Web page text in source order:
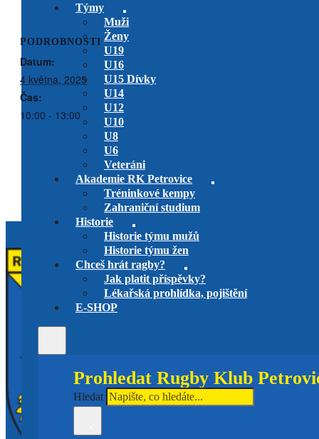
Týmy
Muži
Ženy
U19
U16
U15 Dívky
U14
U12
U10
U8
U6
Veteráni
Akademie RK Petrovice
Tréninkové kempy
Zahraniční studium
Historie
Historie týmu mužů
Historie týmu žen
Chceš hrát ragby?
Jak platit příspěvky?
Lékařská prohlídka, pojištění
E-SHOP
Prohledat Rugby Klub
Hledat
PODROBNOSTI
Datum:
4 května, 2025
Čas:
10:00 - 13:00
RK Petrovice U16 vs.
AMMOR PLIUS
Sparta/Olymp U19